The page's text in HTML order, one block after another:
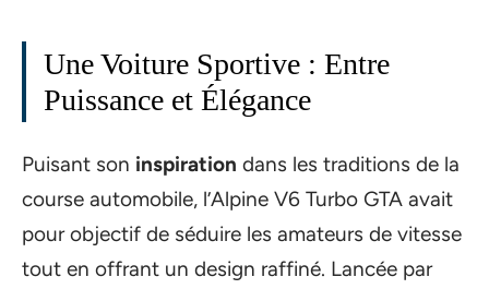
Une Voiture Sportive : Entre
Puissance et Élégance
Puisant son inspiration dans les traditions de la
course automobile, l’Alpine V6 Turbo GTA avait
pour objectif de séduire les amateurs de vitesse
tout en offrant un design raffiné. Lancée par